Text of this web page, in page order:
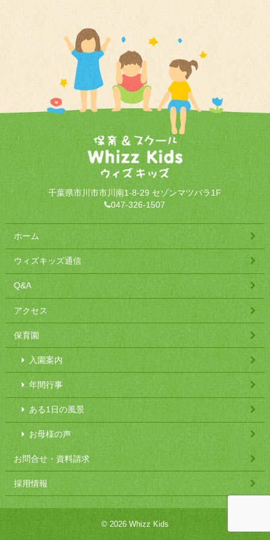
千葉県市川市市川南1-8-29 セゾンマツバラ1F
047-326-1507
ホーム
ウィズキッズ通信
Q&A
アクセス
保育園
入園案内
年間行事
ある1日の風景
お母様の声
お問合せ・資料請求
採用情報
© 2026 Whizz Kids